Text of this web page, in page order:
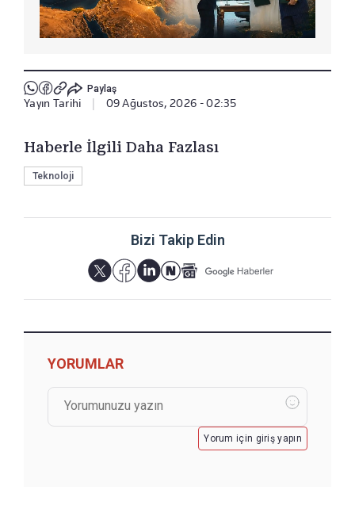
Paylaş
Yayın Tarihi 09 Ağustos, 2026 - 02:35
Haberle İlgili Daha Fazlası
Teknoloji
Bizi Takip Edin
YORUMLAR
Yorum için giriş yapın